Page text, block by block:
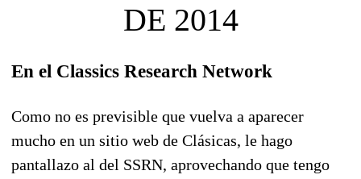
DE 2014
En el Classics Research Network
Como no es previsible que vuelva a aparecer
mucho en un sitio web de Clásicas, le hago
pantallazo al del SSRN, aprovechando que tengo